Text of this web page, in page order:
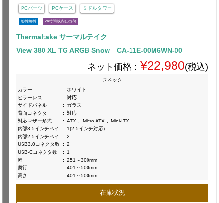
PCパーツ PCケース ミドルタワー
送料無料 24時間以内に出荷
Thermaltake サーマルテイク
View 380 XL TG ARGB Snow CA-11E-00M6WN-00
ネット価格： ¥22,980(税込)
スペック
カラー
:
ホワイト
ピラーレス
:
対応
サイドパネル
:
ガラス
背面コネクタ
:
対応
対応マザー形式
:
ATX 、Micro ATX 、Mini-ITX
内部3.5インチベイ
:
1(2.5インチ対応)
内部2.5インチベイ
:
2
USB3.0コネクタ数 :
2
USB-Cコネクタ数
:
1
幅
:
251～300mm
奥行
:
401～500mm
高さ
: 401～500mm
在庫状況